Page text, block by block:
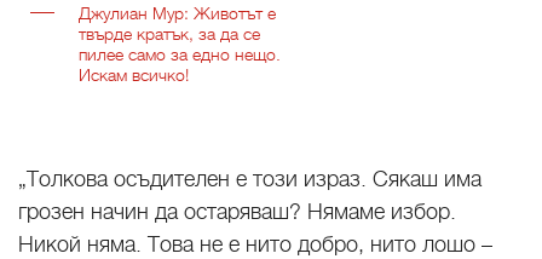
Джулиан Мур: Животът е
твърде кратък, за да се
пилее само за едно нещо.
Искам всичко!
„Толкова осъдителен е този израз. Сякаш има
грозен начин да остаряваш? Нямаме избор.
Никой няма. Това не е нито добро, нито лошо –